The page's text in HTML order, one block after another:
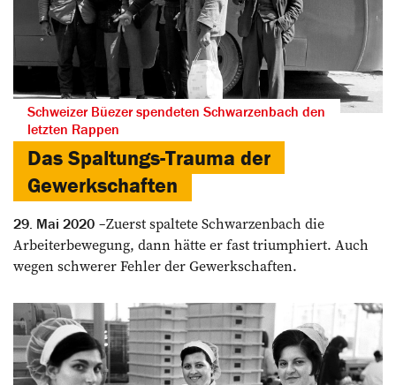
Schweizer Büezer spendeten Schwarzenbach den
letzten Rappen
Das Spaltungs-Trauma der
Gewerkschaften
29. Mai 2020
Zuerst spaltete Schwarzenbach die
Arbeiterbewegung, dann hätte er fast triumphiert. Auch
wegen schwerer Fehler der Gewerkschaften.